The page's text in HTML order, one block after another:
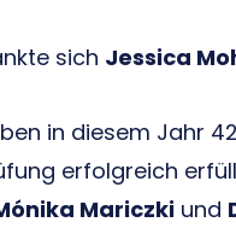
sich Jessica
in diesem Jahr
erfolgreich
Mariczki und